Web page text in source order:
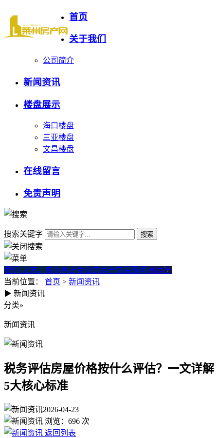
首页
关于我们
公司简介
新闻资讯
楼盘展示
海口楼盘
三亚楼盘
文昌楼盘
在线留言
免责声明
搜索关键字
我们·立志。成为真正专业的房产交易顾问 微房产
当前位置： 首页 > 新闻资讯
税务评估房屋价格按什么评估
▶ 新闻资讯
分类»
新闻资讯
税务评估房屋价格按什么评估？一文详解
5大核心标准
2026-04-23
浏览： 696 次
返回列表